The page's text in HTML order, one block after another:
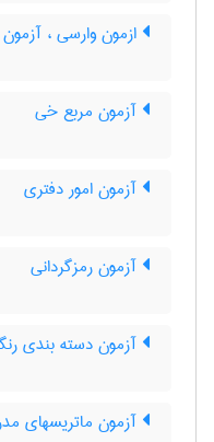
ازمون وارسی ،
آزمون مربع خی
آزمون امور دفتری
آزمون رمزگردانی
آزمون دسته بندی
آزمون ماتریسهای